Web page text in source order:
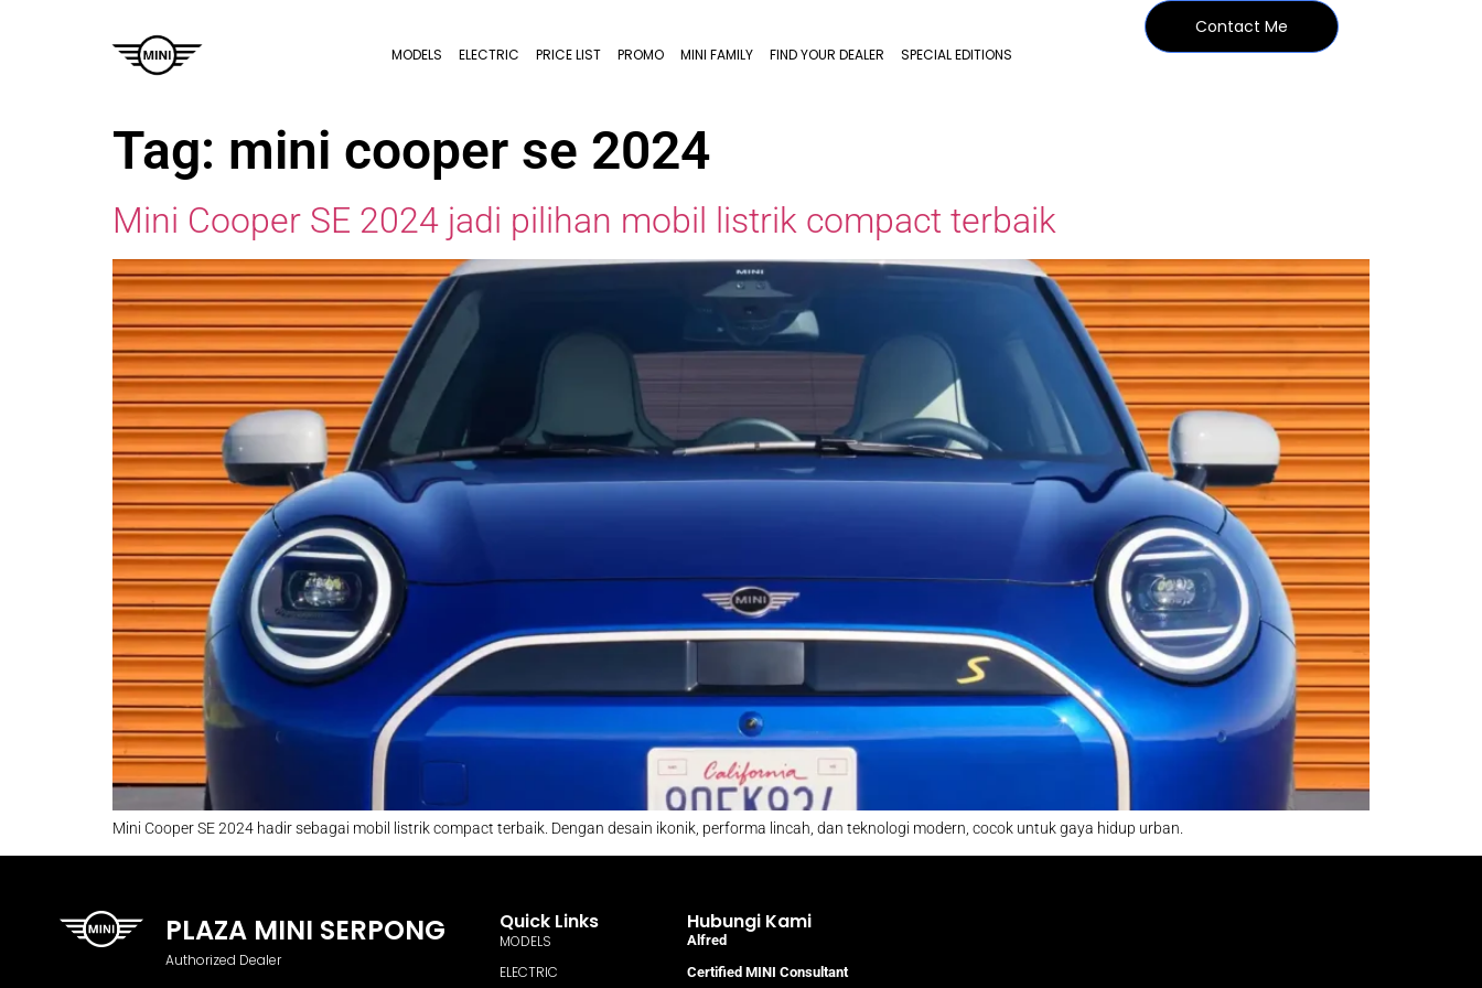
MODELS ELECTRIC PRICE LIST PROMO MINI FAMILY FIND YOUR DEALER SPECIAL EDITIONS
Contact Me
Tag: mini cooper se 2024
Mini Cooper SE 2024 jadi pilihan mobil listrik compact terbaik
Mini Cooper SE 2024 hadir sebagai mobil listrik compact terbaik. Dengan desain ikonik, performa lincah, dan teknologi modern, cocok untuk gaya hidup urban.
PLAZA MINI SERPONG
Authorized Dealer
Quick Links
MODELS
ELECTRIC
Hubungi Kami
Alfred
Certified MINI Consultant